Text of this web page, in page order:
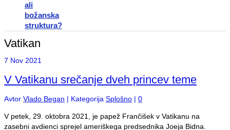
ali
božanska
struktura?
Vatikan
7 Nov 2021
V Vatikanu srečanje dveh princev teme
Avtor Vlado Began | Kategorija Splošno | 0
V petek, 29. oktobra 2021, je papež Frančišek v Vatikanu na
zasebni avdienci sprejel ameriškega predsednika Joeja Bidna.